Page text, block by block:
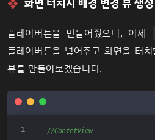
화면 터치시 배경 변경 뷰 생성
플레이버튼을 만들어줬으니, 이제
플레이버튼을 넣어주고 화면을 터
뷰를 만들어보겠습니다.
//ContetView